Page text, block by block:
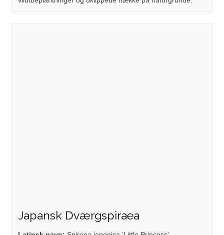
Japansk Dværgspiraea